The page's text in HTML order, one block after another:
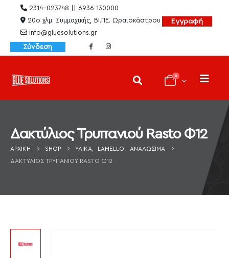
2314-023748 || 6936 130000
20ο χλμ. Συμμαχικής, ΒΙ.ΠΕ. Ωραιοκάστρου
info@gluesolutions.gr
Εγγραφή
Σύνδεση
0
Δακτύλιος Τρυπανιού Rasto Φ12
ΑΡΧΙΚΉ SHOP ΥΛΙΚΆ, LAMELLO,
ΑΝΑΛΏΣΙΜΑ
ΔΑΚΤΎΛΙΟΣ ΤΡΥΠΑΝΙΟΎ RASTO Φ12